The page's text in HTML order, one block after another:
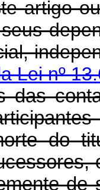
artigo
Lei nº
do